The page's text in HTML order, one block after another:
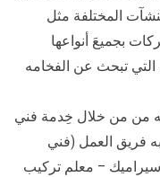
المختلفة مثل
بجميعَ أنواعها
التي تبحث عن الفخامه
من من خلال خِدمة فني
فريق العمل (فني
– معلم تركيب